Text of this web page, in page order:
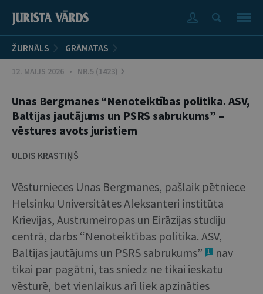
ŽURNĀLS GRĀMATAS
12. MAIJS 2026 • NR.5 (1423)
Unas Bergmanes “Nenoteiktības politika. ASV,
Baltijas jautājums un PSRS sabrukums” –
vēstures avots juristiem
ULDIS KRASTIŅŠ
Vēsturnieces Unas Bergmanes, pašlaik pētniece
Helsinku Universitātes Aleksanteri institūta
Krievijas, Austrumeiropas un Eirāzijas studiju
centrā, darbs “Nenoteiktības politika. ASV,
Baltijas jautājums un PSRS sabrukums”
1
nav
tikai par pagātni, tas sniedz ne tikai ieskatu
vēsturē, bet vienlaikus arī liek apzināties